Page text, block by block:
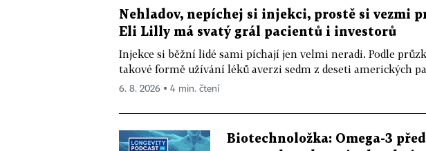
Nehladov, nepíchej si injekci, prostě si vezmi
Eli Lilly má svatý grál pacientů i investorů
Injekce si běžní lidé sami píchají jen velmi neradi. Podle
takové formě užívání léků averzi sedm z deseti amerických
6. 8. 2026 ▪ 4 min. čtení
Biotechnoložka: Omega-3